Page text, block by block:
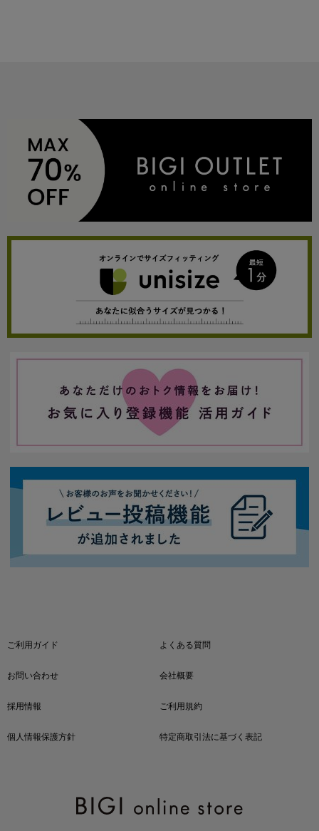
ご利用ガイド よくある質問
お問い合わせ 会社概要
採用情報 ご利用規約
個人情報保護方針 特定商取引法に基づく表記